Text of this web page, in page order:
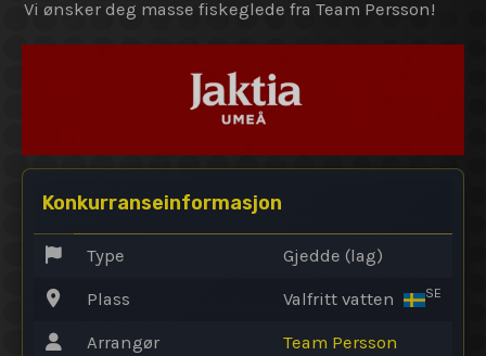
Vi ønsker deg masse fiskeglede fra Team Persson!
Konkurranseinformasjon
Type Gjedde (lag)
Plass Valfritt vatten SE
Arrangør
Team Persson